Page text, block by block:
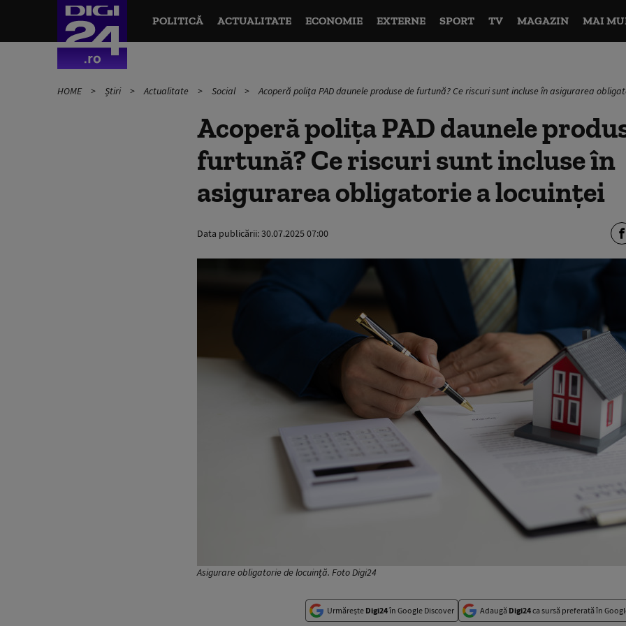
POLITICĂ ACTUALITATE ECONOMIE EXTERNE SPORT TV MAGAZIN MAI
HOME Știri Actualitate Social Acoperă polița PAD daunele produse de furtună? Ce riscuri sunt incluse în asigurarea
Acoperă polița PAD daunele
furtună? Ce riscuri sunt incluse în
asigurarea obligatorie a locuinței
Data publicării:30.07.2025 07:00
Asigurare obligatorie de locuință. Foto Digi24
Urmărește Digi24în Google Discover Adaugă Digi24ca sursă preferată în